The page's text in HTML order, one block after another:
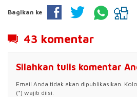
Bagikan ke
43 komentar
Silahkan tulis komentar
Email Anda tidak akan dipublikasikan.
(*) wajib diisi.